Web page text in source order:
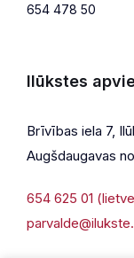
654 478 50
Ilūkstes
Brīvības iela 7,
Augšdaugavas
654 625 01